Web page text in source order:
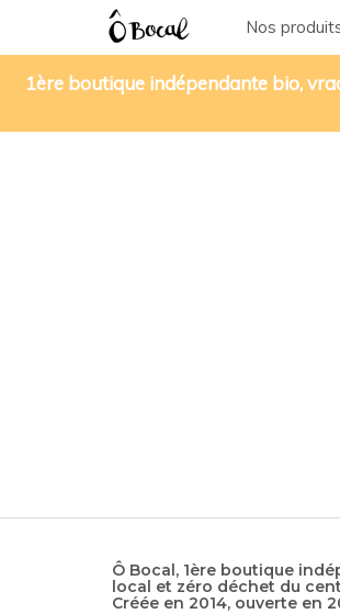
Nos
1ère boutique indépendante bio,
Ô Bocal, 1ère boutique
local et zéro déchet du
Créée en 2014, ouverte en